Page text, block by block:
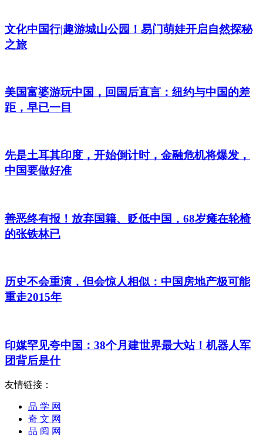
文化中国行|趣游城山公园！易门萌娃开启自然探秘
之旅
美国富婆游玩中国，回国后直言：纽约与中国的差
距，早已一目
先是土耳其印度，开始倒计时，金融危机将爆发，
中国要做好准
善恶终有报！放弃国籍、贬低中国，68岁瘫在轮椅
的张铁林已
历史不会重演，但会惊人相似：中国房地产极可能
重走2015年
印媒罕见夸中国：38个月建世界最大站！机器人军
团背后是什
友情链接：
品 学 网
奇 文 网
品 阅 网